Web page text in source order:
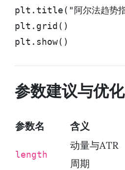
plt.title("阿尔法趋势指
plt.grid()
plt.show()
参数建议与优化
参数名 含义
length
动量与ATR
周期